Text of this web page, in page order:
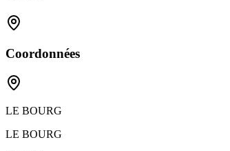
Coordonnées
LE BOURG
LE BOURG